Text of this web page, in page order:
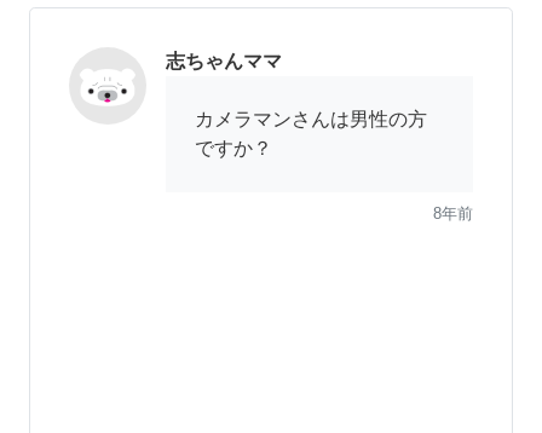
志ちゃんママ
カメラマンさんは男性の方
ですか？
8年前